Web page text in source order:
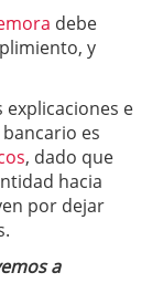
debe
y
explicaciones e
es
, dado que
hacia
por dejar
a